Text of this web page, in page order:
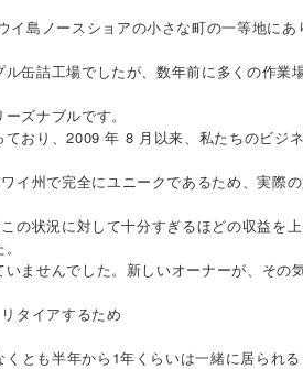
島ノースショアの小さな町の一等地にあ
缶詰工場でしたが、数年前に多くの作業
ズナブルです。
おり、2009 年 8 月以来、私たちのビジ
州で完全にユニークであるため、実際の
の状況に対して十分すぎるほどの収益を
ませんでした。新しいオーナーが、その
タイアするため
とも半年から1年くらいは一緒に居られる